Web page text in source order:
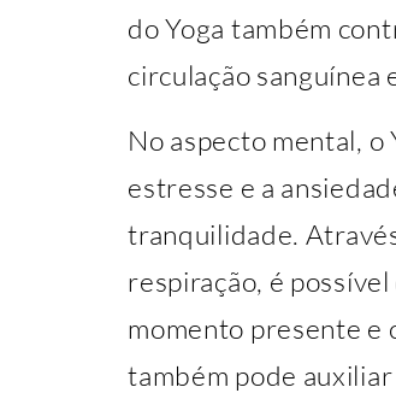
do Yoga também
circulação sanguínea
No aspecto mental, o
estresse e a
tranquilidade.
respiração, é
momento presente e
também pode